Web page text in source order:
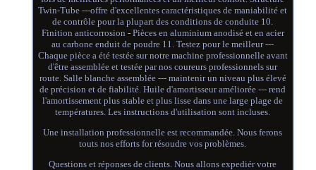
Twin-Tube ---offre d'excellentes caractéristiques de maniabilité et
de contrôle pour la plupart des conditions de conduite 10.
Finition anticorrosion - Pièces en aluminium anodisé et en acier
au carbone enduit de poudre 11. Testez pour le meilleur ---
Chaque pièce a été testée sur notre machine professionnelle avant
d'être assemblée et testée par nos coureurs professionnels sur
route. Salle blanche assemblée --- maintenir un niveau plus élevé
de précision et de fiabilité. Huile d'amortisseur améliorée --- rend
l'amortissement plus stable et plus lisse dans une large plage de
températures. Les instructions d'utilisation sont incluses.
Une installation professionnelle est recommandée. Nous ferons
touts nos efforts for résoudre vos problèmes.
Questions et réponses de clients. Nous allons expediér votre